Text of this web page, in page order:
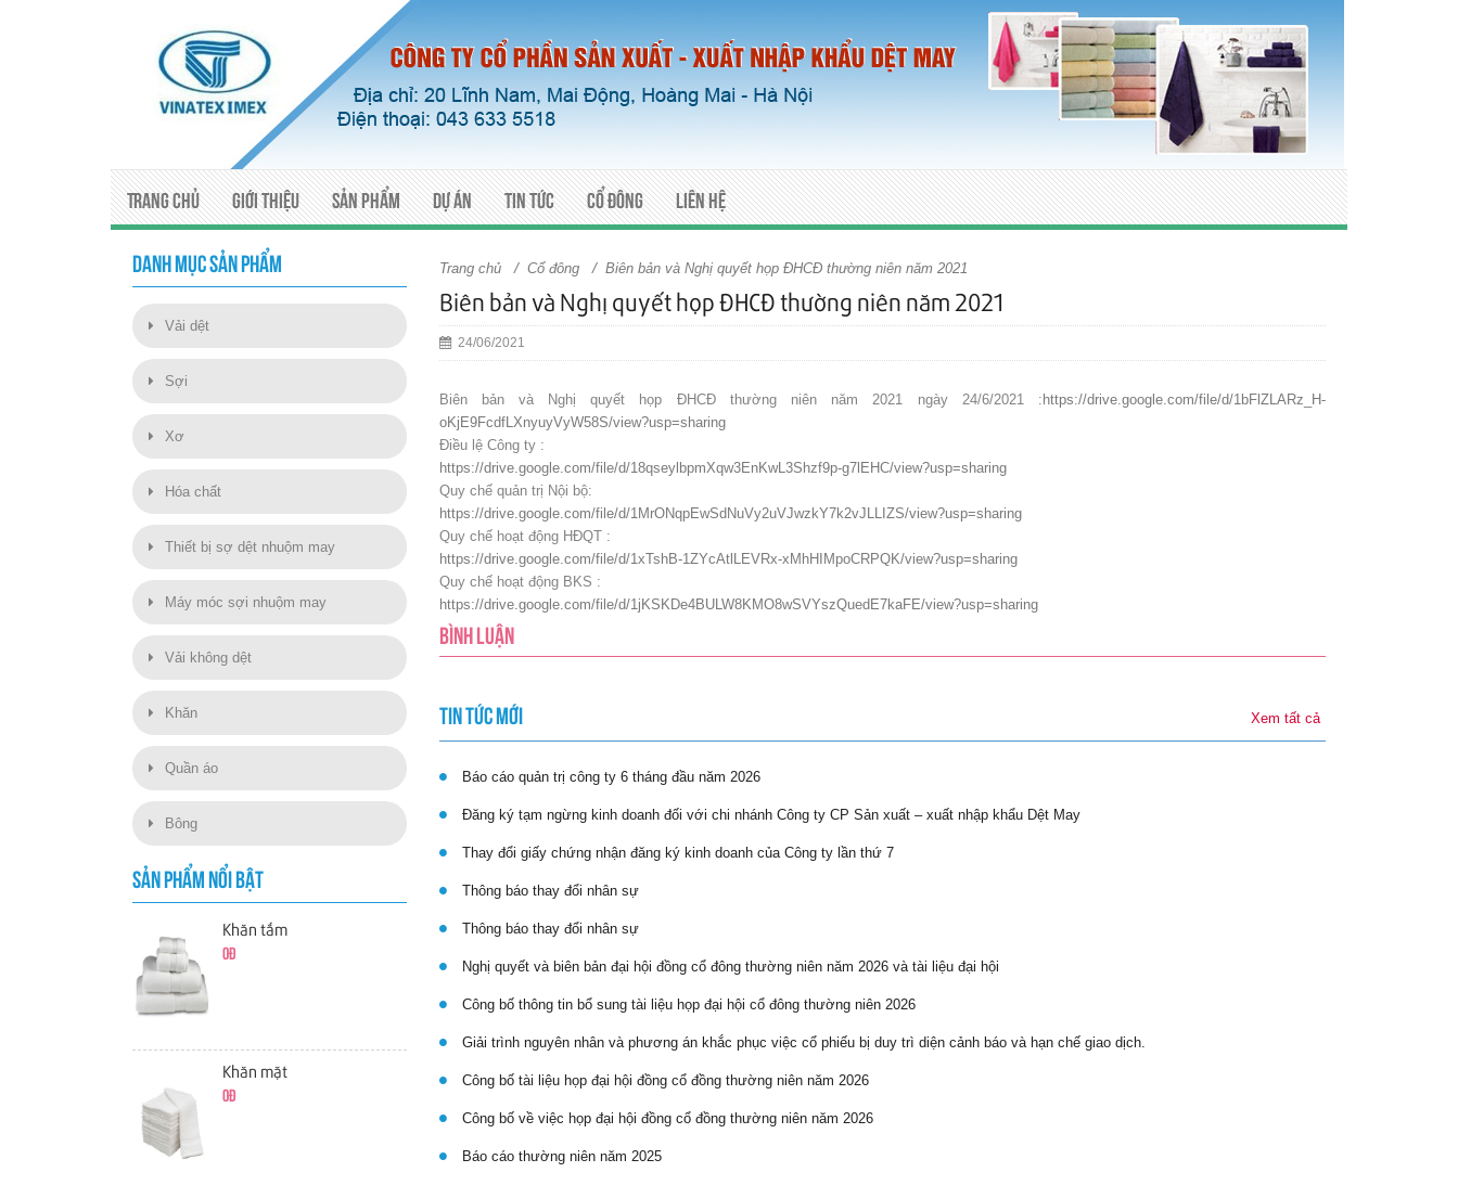
Trang chủ Giới thiệu Sản phẩm Dự án Tin tức Cổ đông Liên hệ
DANH MỤC SẢN PHẨM
Vải dệt
Sợi
Xơ
Hóa chất
Thiết bị sợ dệt nhuộm may
Máy móc sợi nhuộm may
Vải không dệt
Khăn
Quần áo
Bông
SẢN PHẨM NỔI BẬT
Khăn tắm
0đ
Khăn mặt
0đ
Trang chủ/ Cổ đông / Biên bản và Nghị quyết họp ĐHCĐ thường niên năm 2021
Biên bản và Nghị quyết họp ĐHCĐ thường niên năm 2021
24/06/2021
Biên bản và Nghị quyết họp ĐHCĐ thường niên năm 2021 ngày 24/6/2021 : https://drive.google.com/file/d/1bFlZLARz_H-
oKjE9FcdfLXnyuyVyW58S/view?usp=sharing
Điều lệ Công ty :
https://drive.google.com/file/d/18qseylbpmXqw3EnKwL3Shzf9p-g7lEHC/view?usp=sharing
Quy chế quản trị Nội bộ:
https://drive.google.com/file/d/1MrONqpEwSdNuVy2uVJwzkY7k2vJLLIZS/view?usp=sharing
Quy chế hoạt động HĐQT :
https://drive.google.com/file/d/1xTshB-1ZYcAtlLEVRx-xMhHIMpoCRPQK/view?usp=sharing
Quy chế hoạt động BKS :
https://drive.google.com/file/d/1jKSKDe4BULW8KMO8wSVYszQuedE7kaFE/view?usp=sharing
BÌNH LUẬN
TIN TỨC MỚI Xem tất cả
Báo cáo quản trị công ty 6 tháng đầu năm 2026
Đăng ký tạm ngừng kinh doanh đối với chi nhánh Công ty CP Sản xuất – xuất nhập khẩu Dệt May
Thay đổi giấy chứng nhận đăng ký kinh doanh của Công ty lần thứ 7
Thông báo thay đổi nhân sự
Thông báo thay đổi nhân sự
Nghị quyết và biên bản đại hội đồng cổ đông thường niên năm 2026 và tài liệu đại hội
Công bố thông tin bổ sung tài liệu họp đại hội cổ đông thường niên 2026
Giải trình nguyên nhân và phương án khắc phục việc cổ phiếu bị duy trì diện cảnh báo và hạn chế giao dịch.
Công bố tài liệu họp đại hội đồng cổ đồng thường niên năm 2026
Công bố về việc họp đại hội đồng cổ đồng thường niên năm 2026
Báo cáo thường niên năm 2025